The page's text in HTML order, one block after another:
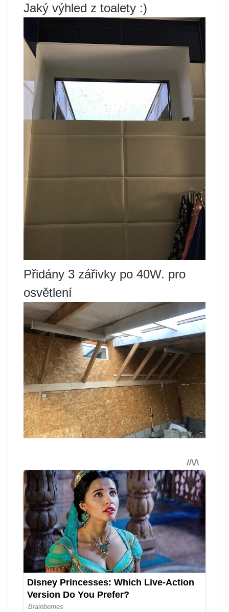
Jaký výhled z toalety :)
Přidány 3 zářivky po 40W. pro
osvětlení